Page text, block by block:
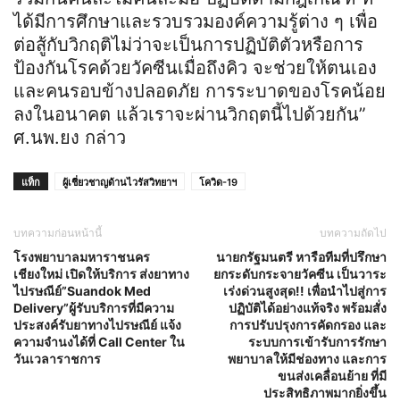
ได้มีการศึกษาและรวบรวมองค์ความรู้ต่าง ๆ เพื่อ
ต่อสู้กับวิกฤติไม่ว่าจะเป็นการปฏิบัติตัวหรือการ
ป้องกันโรคด้วยวัคซีนเมื่อถึงคิว จะช่วยให้ตนเอง
และคนรอบข้างปลอดภัย การระบาดของโรคน้อย
ลงในอนาคต แล้วเราจะผ่านวิกฤตนี้ไปด้วยกัน”
ศ.นพ.ยง กล่าว
แท็ก ผู้เชี่ยวชาญด้านไวรัสวิทยาฯ โควิด-19
บทความก่อนหน้านี้
โรงพยาบาลมหาราชนคร
เชียงใหม่ เปิดให้บริการ ส่งยาทาง
ไปรษณีย์”Suandok Med
Delivery”ผู้รับบริการที่มีความ
ประสงค์รับยาทางไปรษณีย์ แจ้ง
ความจำนงได้ที่ Call Center ใน
วันเวลาราชการ
บทความถัดไป
นายกรัฐมนตรี หารือทีมที่ปรึกษา
ยกระดับกระจายวัคซีน เป็นวาระ
เร่งด่วนสูงสุด!! เพื่อนำไปสู่การ
ปฏิบัติได้อย่างแท้จริง พร้อมสั่ง
การปรับปรุงการคัดกรอง และ
ระบบการเข้ารับการรักษา
พยาบาลให้มีช่องทาง และการ
ขนส่งเคลื่อนย้าย ที่มี
ประสิทธิภาพมากยิ่งขึ้น